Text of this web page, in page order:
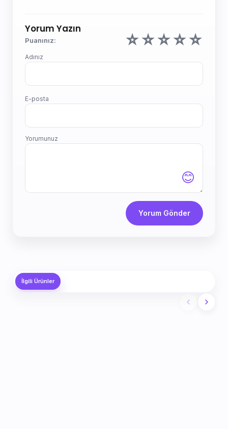
Yorum Yazın
Puanınız: ☆☆☆☆☆
Adınız
E-posta
Yorumunuz
😊
Yorum Gönder
İlgili Ürünler